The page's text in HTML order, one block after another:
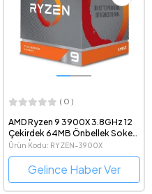
( 0 )
AMD Ryzen 9 3900X 3.8GHz 12
Çekirdek 64MB Önbellek Soket
AM4 İşlemci
Ürün Kodu: RYZEN-3900X
Gelince Haber Ver